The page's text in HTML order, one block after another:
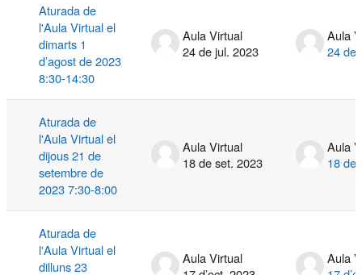
Aturada de
l'Aula Virtual el
dimarts 1
d’agost de 2023
8:30-14:30
Aula Virtual
24 de jul. 2023
Aula
24 de
Aturada de
l'Aula Virtual el
dijous 21 de
setembre de
2023 7:30-8:00
Aula Virtual
18 de set. 2023
Aula
18 de
Aturada de
l'Aula Virtual el
dilluns 23
Aula Virtual
Aula